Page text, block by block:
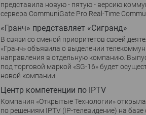
представила новую - пятую - версию
сервера CommuniGate Pro Real-Time
«Гранч» представляет «Сигранд»
В связи со сменой приоритетов своей
«Гранч» объявила о выделении
направления в отдельную компанию.
под торговой маркой «SG-16» будет
новой компании
Центр компетенции по IPTV
Компания «Открытые Технологии»
по решениям IPTV (IP-телевидение) на